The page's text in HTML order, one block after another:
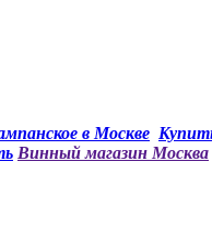
в Москве
Винный магазин Москва